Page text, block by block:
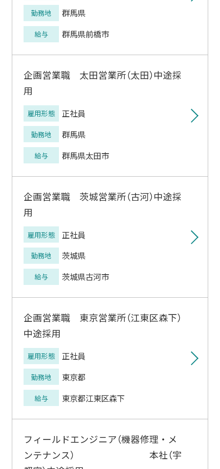
勤務地 群馬県
給与 群馬県前橋市
企画営業職 太田営業所（太田）中途採
用
雇用形態 正社員
勤務地 群馬県
給与 群馬県太田市
企画営業職 茨城営業所（古河）中途採
用
雇用形態 正社員
勤務地 茨城県
給与 茨城県古河市
企画営業職 東京営業所（江東区森下）
中途採用
雇用形態 正社員
勤務地 東京都
給与 東京都江東区森下
フィールドエンジニア（機器修理・メ
ンテナンス） 本社（宇